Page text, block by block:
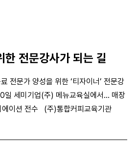
한 전문강사가 되는 길
전문가 양성을 위한 ‘티자이너’ 전문강
일 세미기업(주) 메뉴교육실에서… 매장
에이션 전수 (주)통합커피교육기관